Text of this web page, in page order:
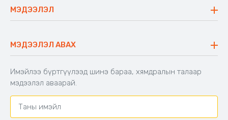
Блог
Сүүдрэвч
Аяны ширээ
Аяны түшлэгтэй сандал
МЭДЭЭЛЭЛ
Буцаалтын журам
Захиалга шалгах
Хамтран ажиллах
Холбоо барих
МЭДЭЭЛЭЛ АВАХ
Имэйлээ бүртгүүлээд шинэ бараа, хямдралын талаар
мэдээлэл аваарай.